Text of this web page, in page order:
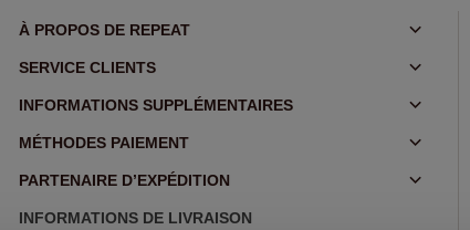
À PROPOS DE REPEAT
SERVICE CLIENTS
INFORMATIONS SUPPLÉMENTAIRES
MÉTHODES PAIEMENT
PARTENAIRE D’EXPÉDITION
INFORMATIONS DE LIVRAISON